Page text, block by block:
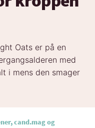
Oats er på en
med
i mens den smager
cand.mag og